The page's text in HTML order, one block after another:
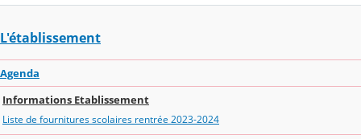
L'établissement
Agenda
Informations Etablissement
Liste de fournitures scolaires rentrée 2023-2024